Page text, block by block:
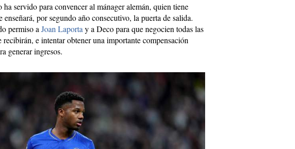
servido para convencer al mánager alemán, quien tiene
enseñará, por segundo año consecutivo, la puerta de salida.
permiso a Joan Laporta y a Deco para que negocien todas las
recibirán, e intentar obtener una importante compensación
generar ingresos.